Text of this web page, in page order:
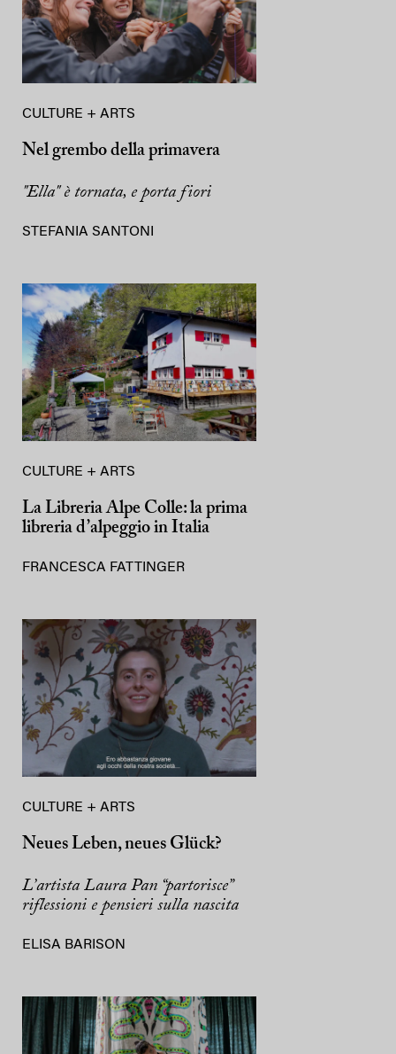
CULTURE + ARTS
Nel grembo della primavera
"Ella" è tornata, e porta fiori
STEFANIA SANTONI
CULTURE + ARTS
La Libreria Alpe Colle: la prima
libreria d’alpeggio in Italia
FRANCESCA FATTINGER
CULTURE + ARTS
Neues Leben, neues Glück?
L’artista Laura Pan “partorisce”
riflessioni e pensieri sulla nascita
ELISA BARISON